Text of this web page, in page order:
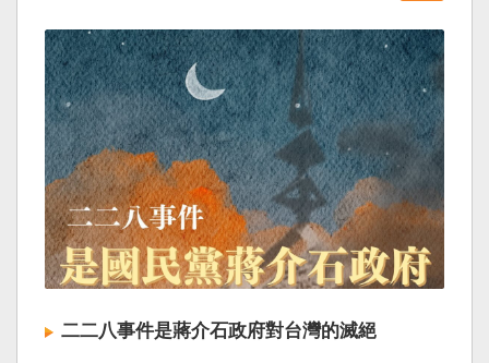
二二八事件是蔣介石政府對台灣的滅絕